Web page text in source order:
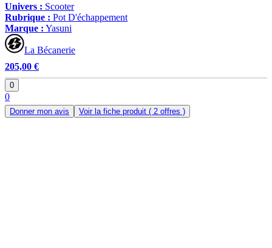
Univers : Scooter
Rubrique : Pot D'échappement
Marque : Yasuni
La Bécanerie
205,00 €
0
0
Donner mon avis Voir la fiche produit ( 2 offres )